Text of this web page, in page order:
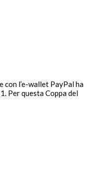
l’e-wallet PayPal ha
Per questa Coppa del